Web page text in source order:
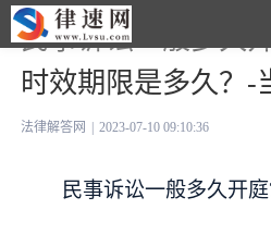
民事诉讼一般多久
时效期限是多久？-
法律解答网 2023-07-10 09:10:36
民事诉讼一般多久开庭